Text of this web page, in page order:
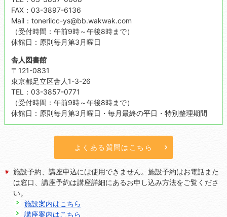
FAX：03-3897-6136
Mail：tonerilcc-ys@bb.wakwak.com
（受付時間：午前9時～午後8時まで）
休館日：原則毎月第3月曜日
舎人図書館
〒121-0831
東京都足立区舎人1-3-26
TEL：03-3857-0771
（受付時間：午前9時～午後8時まで）
休館日：原則毎月第3月曜日・毎月最終の平日・特別整理期間
よくある質問はこちら
施設予約、講座申込には使用できません。施設予約はお電話また
は窓口、講座予約は講座詳細にあるお申し込み方法をご覧くださ
い。
施設案内はこちら
講座案内はこちら